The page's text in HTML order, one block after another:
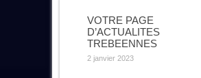
VOTRE PAGE
D’ACTUALITES
TREBEENNES
2 janvier 2023